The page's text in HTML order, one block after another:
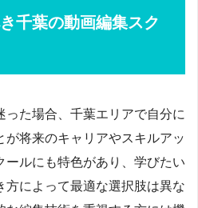
千葉の動画編集スク
た場合、千葉エリアで自分に
将来のキャリアやスキルアッ
ールにも特色があり、学びたい
方によって最適な選択肢は異な